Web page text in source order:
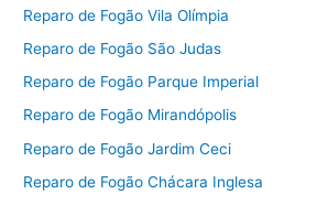
Reparo de Fogão Vila Olímpia
Reparo de Fogão São Judas
Reparo de Fogão Parque Imperial
Reparo de Fogão Mirandópolis
Reparo de Fogão Jardim Ceci
Reparo de Fogão Chácara Inglesa